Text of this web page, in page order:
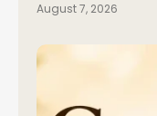
August 7, 2026